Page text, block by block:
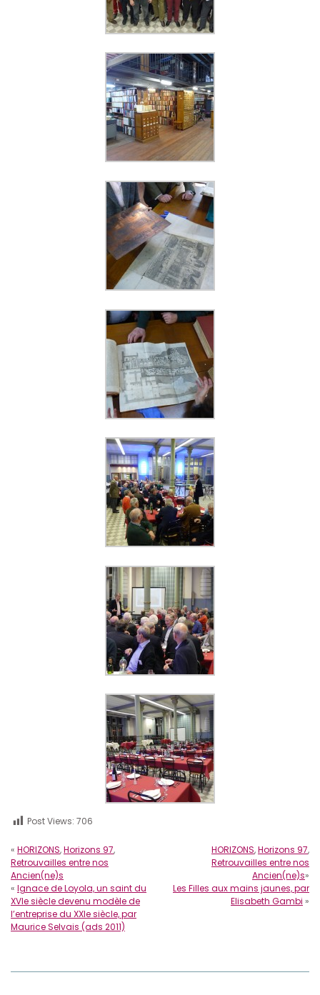
Post Views: 706
« HORIZONS,Horizons 97,
Retrouvailles entre nos
Ancien(ne)s
« Ignace de Loyola, un saint du
XVIe siècle devenu modèle de
l’entreprise du XXIe siècle, par
Maurice Selvais (ads 2011)
HORIZONS,Horizons 97,
Retrouvailles entre nos
Ancien(ne)s»
Les Filles aux mains jaunes, par
Elisabeth Gambi »